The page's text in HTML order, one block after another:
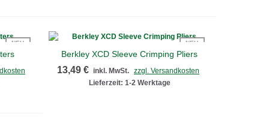
NEU NEU
Schnellansicht
Berkley XCD Sleeve Crimping Pliers
13,49 € inkl. MwSt. zzgl. Versandkosten
Lieferzeit: 1-2 Werktage